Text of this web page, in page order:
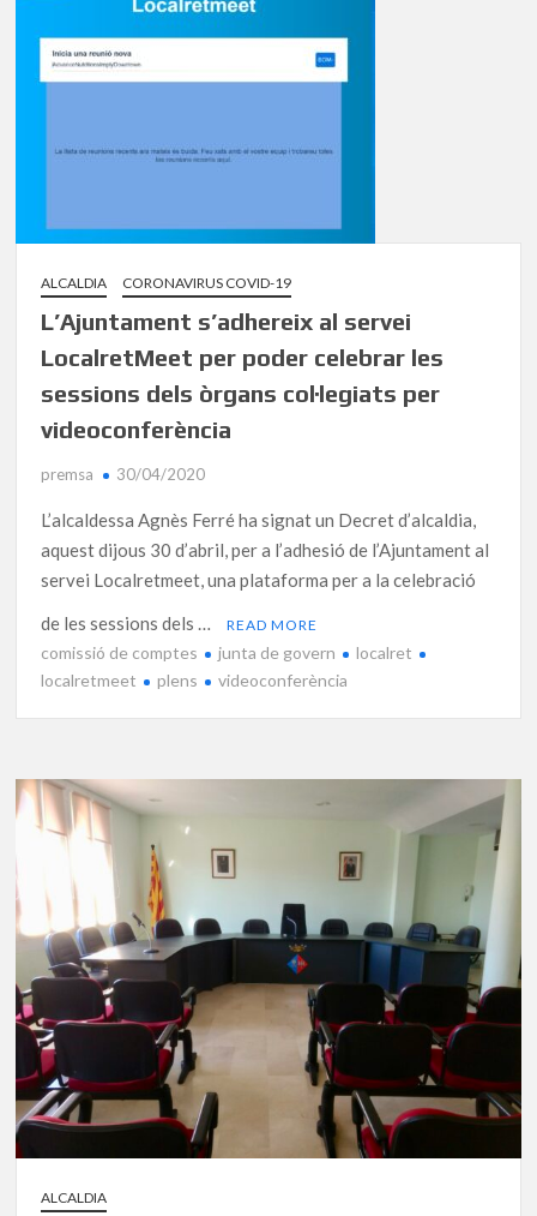
ALCALDIA CORONAVIRUS COVID-19
L’Ajuntament s’adhereix al servei
LocalretMeet per poder celebrar les
sessions dels òrgans col·legiats per
videoconferència
premsa 30/04/2020
L’alcaldessa Agnès Ferré ha signat un Decret d’alcaldia,
aquest dijous 30 d’abril, per a l’adhesió de l’Ajuntament al
servei Localretmeet, una plataforma per a la celebració
de les sessions dels …
READ MORE
comissió de comptes junta de govern
localret
localretmeet
plens videoconferència
ALCALDIA